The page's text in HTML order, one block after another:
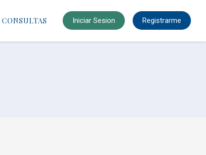
CONSULTAS Iniciar Sesion Registrarme